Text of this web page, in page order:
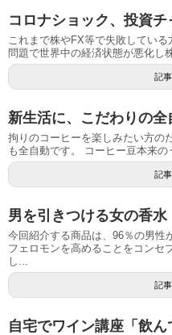
コロナショック、投資チ
これまで株やFX等で失敗してい
問題で世界中の経済状態が悪化し
記
新生活に、こだわりの
拘りのコーヒーを楽しみたい方の
も全自動です。 コーヒー豆本来の
記
男を引きつける女の香水
今回紹介する商品は、96％の男性
フェロモンを高めることをコンセ
し...
記
自宅でワイン講座「飲ん